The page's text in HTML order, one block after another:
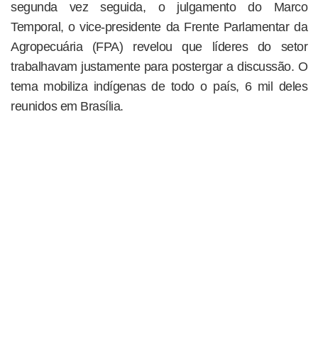
segunda vez seguida, o julgamento do Marco
Temporal, o vice-presidente da Frente Parlamentar da
Agropecuária (FPA) revelou que líderes do setor
trabalhavam justamente para postergar a discussão. O
tema mobiliza indígenas de todo o país, 6 mil deles
reunidos em Brasília.